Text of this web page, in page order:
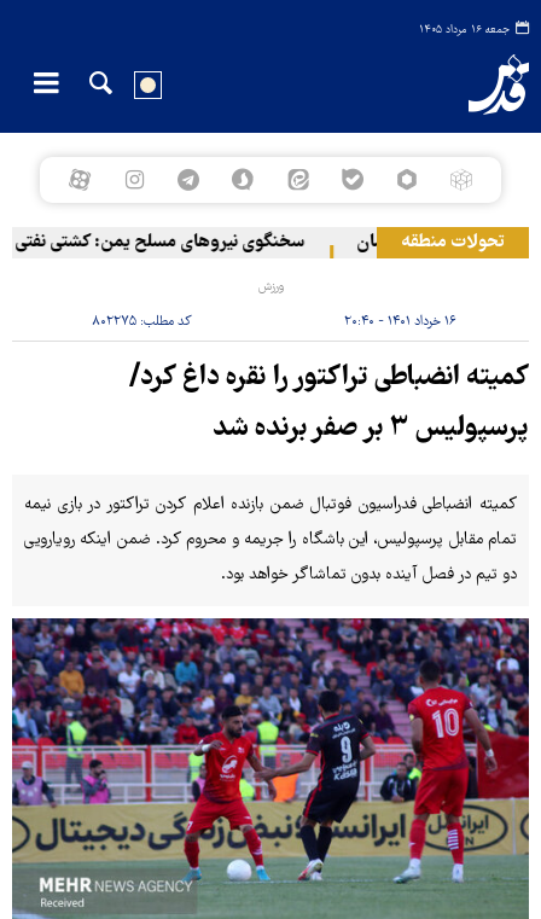
جمعه ۱۶ مرداد ۱۴۰۵
تحولات منطقه
در سواحل عمان سخنگوی نیروهای مسلح یمن: کشتی نفتی
ورزش
۱۶ خرداد ۱۴۰۱ - ۲۰:۴۰ کد مطلب:۸۰۲۲۷۵
کمیته انضباطی تراکتور را نقره داغ کرد/
پرسپولیس ۳ بر صفر برنده شد
کمیته انضباطی فدراسیون فوتبال ضمن بازنده اعلام کردن تراکتور در بازی نیمه
تمام مقابل پرسپولیس، این باشگاه را جریمه و محروم کرد. ضمن اینکه رویارویی
دو تیم در فصل آینده بدون تماشاگر خواهد بود.